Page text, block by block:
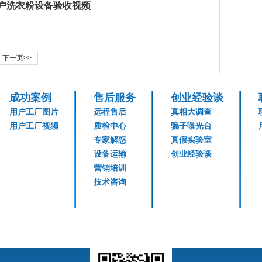
洗衣粉设备验收视频
下一页>>
成功案例
用户工厂图片
用户工厂视频
售后服务
远程售后
质检中心
专家解惑
设备运输
营销培训
技术咨询
创业经验谈
真相大调查
骗子曝光台
真假实验室
创业经验谈